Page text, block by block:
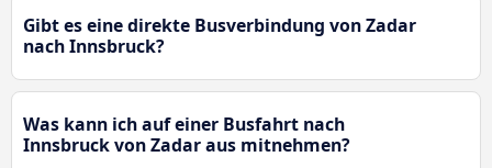
Gibt es eine direkte Busverbindung von Zadar
nach Innsbruck?
Was kann ich auf einer Busfahrt nach
Innsbruck von Zadar aus mitnehmen?